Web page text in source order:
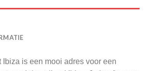
is een mooi adres voor een